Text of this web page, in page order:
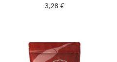
3,28 €